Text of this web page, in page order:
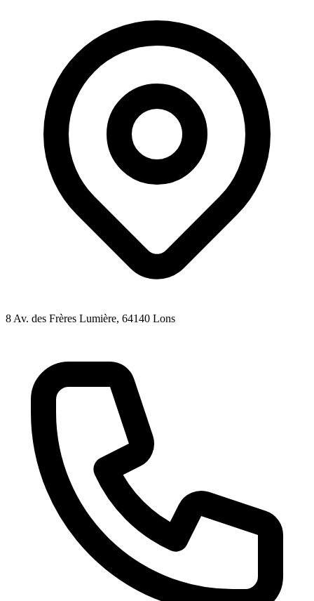
8 Av. des Frères Lumière, 64140 Lons